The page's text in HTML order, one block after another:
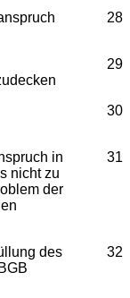
28
29
30
31
in
nicht zu
der
32
des